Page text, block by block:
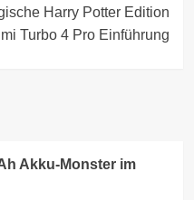
Harry Potter Edition
Turbo 4 Pro Einführung
Akku-Monster im